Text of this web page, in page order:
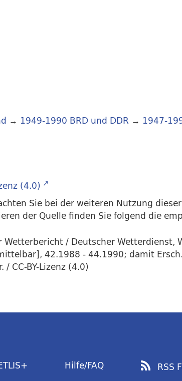
→ 1949-1990 BRD und DDR → 1947-
(4.0)
Sie bei der weiteren Nutzung
der Quelle finden Sie folgend die
Wetterbericht / Deutscher Wetterdienst,
42.1988 - 44.1990; damit
/ CC-BY-Lizenz (4.0)
Hilfe/FAQ RSS